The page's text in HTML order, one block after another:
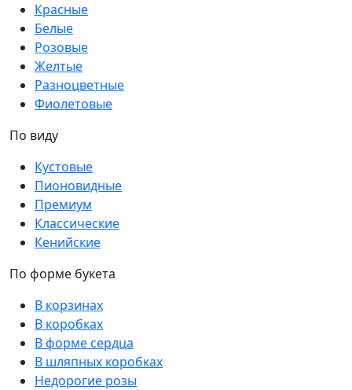
Красные
Белые
Розовые
Желтые
Разноцветные
Фиолетовые
По виду
Кустовые
Пионовидные
Премиум
Классические
Кенийские
По форме букета
В корзинах
В коробках
В форме сердца
В шляпных коробках
Недорогие розы